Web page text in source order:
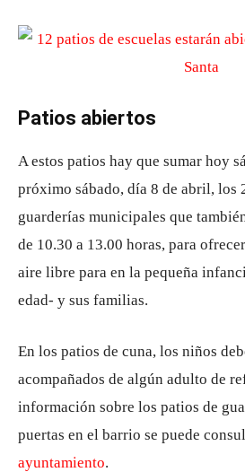
Patios abiertos
A estos patios hay que sumar hoy
próximo sábado, día 8 de abril, los
guarderías municipales que
de 10.30 a 13.00 horas, para
aire libre para en la pequeña
edad- y sus familias.
En los patios de cuna, los niños
acompañados de algún adulto de
información sobre los patios de
puertas en el barrio se puede
ayuntamiento.